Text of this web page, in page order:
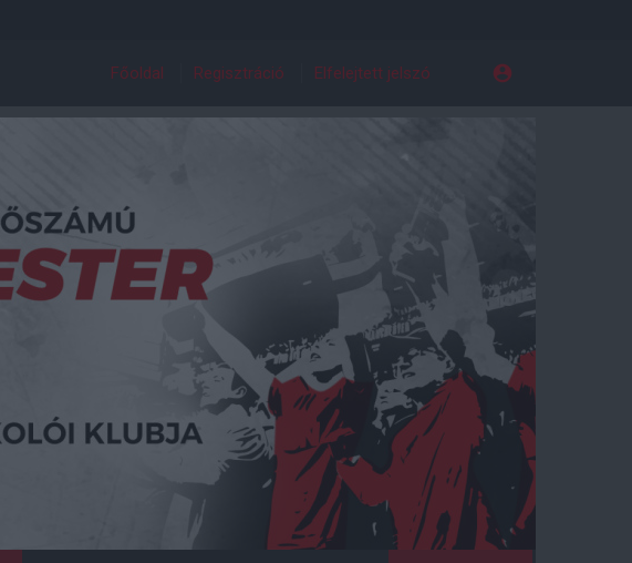
Főoldal Regisztráció Elfelejtett jelszó